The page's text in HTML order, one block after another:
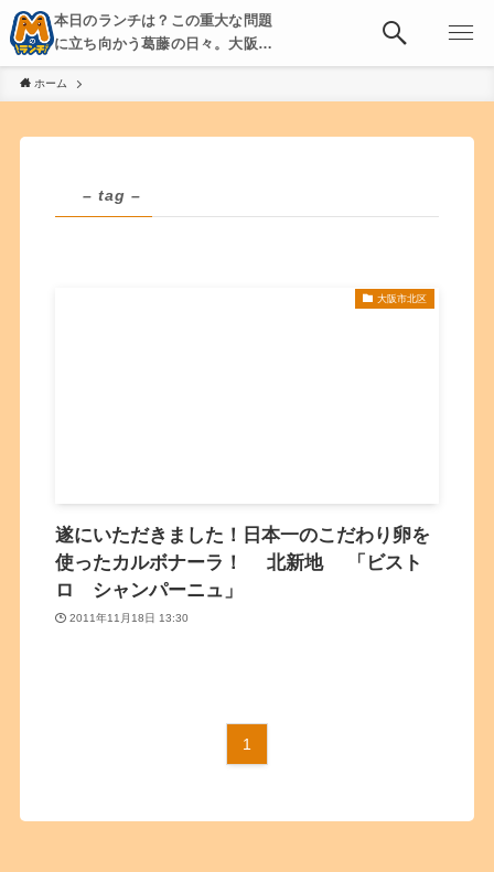
本日のランチは？この重大な問題
に立ち向かう葛藤の日々。大阪・
京都・神戸を中心とした食べ歩
き、飲み歩きを綴る。
ホーム
– tag –
大阪市北区
遂にいただきました！日本一のこだわり卵を
使ったカルボナーラ！ 北新地 「ビスト
ロ シャンパーニュ」
2011年11月18日 13:30
1